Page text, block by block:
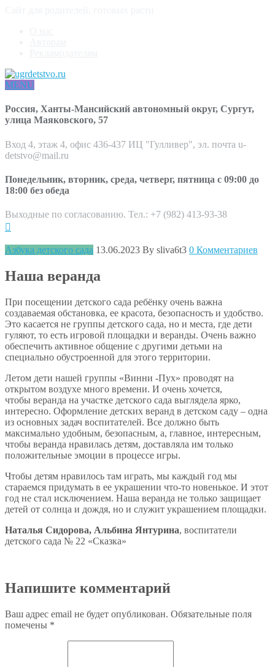
MENU
Россия, Ханты-Мансийский автономный округ, Сургут,
улица Маяковского, 57
Вход 4, этаж 4, офис 436-437 ИЦ "Гулливер", эл. почта u-
detstvo@mail.ru
Понедельник, вторник, среда, четверг, пятница с 09:00 до
18:00 без обеда
Выходные по согласованию. Тел.: +7 (982) 413-93-38
Азбука детского сада 13.06.2023 By sliva6t3 0 Комментариев
Наша веранда
При посещении детского сада ребёнку очень важна
создаваемая обстановка, ее красота, безопасность и удобство.
Это касается не группы детского сада, но и места, где дети
гуляют, то есть игровой площадки и веранды. Очень важно
обеспечить активное общение с другими детьми на
специально обустроенной для этого территории.
Летом дети нашей группы «Винни -Пух» проводят на
открытом воздухе много времени. И очень хочется,
чтобы веранда на участке детского сада выглядела ярко,
интересно. Оформление детских веранд в детском саду – одна
из основных задач воспитателей. Все должно быть
максимально удобным, безопасным, а, главное, интересным,
чтобы веранда нравилась детям, доставляла им только
положительные эмоции в процессе игры.
Чтобы детям нравилось там играть, мы каждый год мы
стараемся придумать в ее украшении что-то новенькое. И этот
год не стал исключением. Наша веранда не только защищает
детей от солнца и дождя, но и служит украшением площадки.
Наталья Сидорова, Альбина Янтурина, воспитатели
детского сада № 22 «Сказка»
Напишите комментарий
Ваш адрес email не будет опубликован. Обязательные поля
помечены *